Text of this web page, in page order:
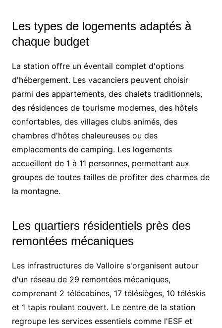
Les types de logements adaptés à
chaque budget
La station offre un éventail complet d'options
d'hébergement. Les vacanciers peuvent choisir
parmi des appartements, des chalets traditionnels,
des résidences de tourisme modernes, des hôtels
confortables, des villages clubs animés, des
chambres d'hôtes chaleureuses ou des
emplacements de camping. Les logements
accueillent de 1 à 11 personnes, permettant aux
groupes de toutes tailles de profiter des charmes de
la montagne.
Les quartiers résidentiels près des
remontées mécaniques
Les infrastructures de Valloire s'organisent autour
d'un réseau de 29 remontées mécaniques,
comprenant 2 télécabines, 17 télésièges, 10 téléskis
et 1 tapis roulant couvert. Le centre de la station
regroupe les services essentiels comme l'ESF et